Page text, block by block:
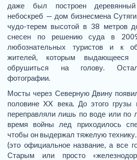
даже был построен деревянный
небоскреб — дом бизнесмена
чудо-терем высотой в 38 метров
снесен по решению суда в
любознательных туристов и к
жителей, которым выдающееся
обрушиться на голову.
фотографии.
Мосты через Северную Двину
половине XX века. До этого
переправляли лишь по воде или по
время войны лед приходилось
чтобы он выдержал тяжелую
(это официальное название, а все
Старым или просто